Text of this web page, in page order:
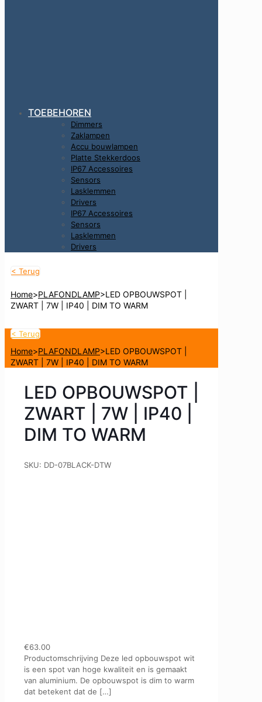
TOEBEHOREN
Dimmers
Zaklampen
Accu bouwlampen
Platte Stekkerdoos
IP67 Accessoires
Sensors
Lasklemmen
Drivers
IP67 Accessoires
Sensors
Lasklemmen
Drivers
< Terug
Home>PLAFONDLAMP>LED OPBOUWSPOT |
ZWART | 7W | IP40 | DIM TO WARM
< Terug
Home>PLAFONDLAMP>LED OPBOUWSPOT |
ZWART | 7W | IP40 | DIM TO WARM
LED OPBOUWSPOT |
ZWART | 7W | IP40 |
DIM TO WARM
SKU: DD-07BLACK-DTW
€63.00
Productomschrijving Deze led opbouwspot wit
is een spot van hoge kwaliteit en is gemaakt
van aluminium. De opbouwspot is dim to warm
dat betekent dat de […]